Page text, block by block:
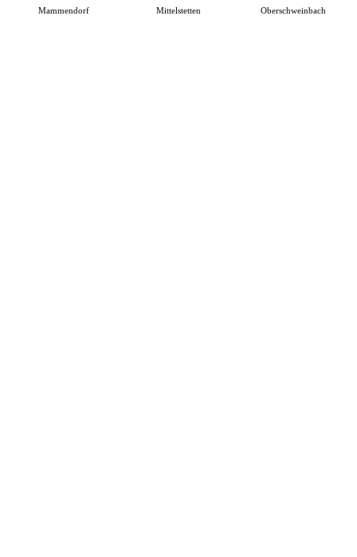
Mammendorf Mittelstetten Oberschweinbach